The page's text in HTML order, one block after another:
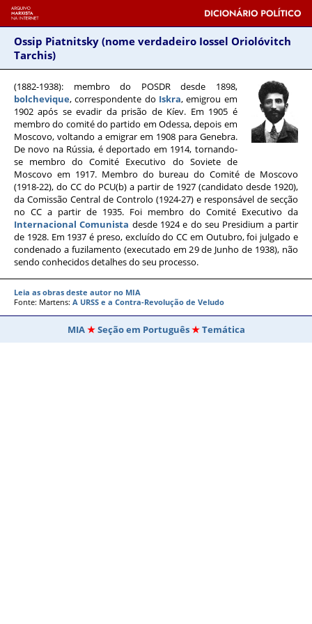
Ossip Piatnitsky (nome verdadeiro Iossel Oriolóvitch
Tarchis)
(1882-1938): membro do POSDR desde 1898,
bolchevique, correspondente do Iskra, emigrou em
1902 após se evadir da prisão de Kíev. Em 1905 é
membro do comité do partido em Odessa, depois em
Moscovo, voltando a emigrar em 1908 para Genebra.
De novo na Rússia, é deportado em 1914, tornando-
se membro do Comité Executivo do Soviete de
Moscovo em 1917. Membro do bureau do Comité de Moscovo
(1918-22), do CC do PCU(b) a partir de 1927 (candidato desde 1920),
da Comissão Central de Controlo (1924-27) e responsável de secção
no CC a partir de 1935. Foi membro do Comité Executivo da
Internacional Comunista desde 1924 e do seu Presidium a partir
de 1928. Em 1937 é preso, excluído do CC em Outubro, foi julgado e
condenado a fuzilamento (executado em 29 de Junho de 1938), não
sendo conhecidos detalhes do seu processo.
Leia as obras deste autor no MIA
Fonte: Martens: A URSS e a Contra-Revolução de Veludo
MIA Seção em Português Temática